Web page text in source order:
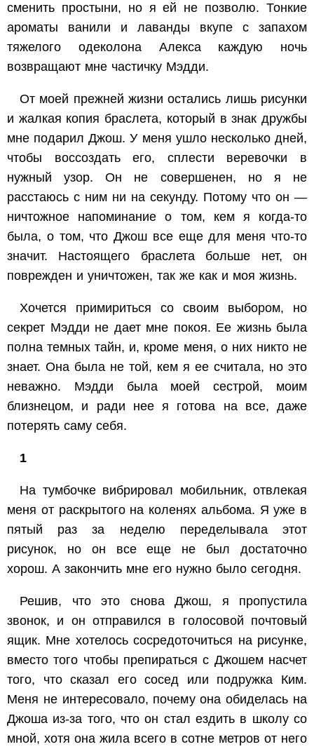
сменить простыни, но я ей не позволю. Тонкие
ароматы ванили и лаванды вкупе с запахом
тяжелого одеколона Алекса каждую ночь
возвращают мне частичку Мэдди.
От моей прежней жизни остались лишь рисунки
и жалкая копия браслета, который в знак дружбы
мне подарил Джош. У меня ушло несколько дней,
чтобы воссоздать его, сплести веревочки в
нужный узор. Он не совершенен, но я не
расстаюсь с ним ни на секунду. Потому что он —
ничтожное напоминание о том, кем я когда-то
была, о том, что Джош все еще для меня что-то
значит. Настоящего браслета больше нет, он
поврежден и уничтожен, так же как и моя жизнь.
Хочется примириться со своим выбором, но
секрет Мэдди не дает мне покоя. Ее жизнь была
полна темных тайн, и, кроме меня, о них никто не
знает. Она была не той, кем я ее считала, но это
неважно. Мэдди была моей сестрой, моим
близнецом, и ради нее я готова на все, даже
потерять саму себя.
1
На тумбочке вибрировал мобильник, отвлекая
меня от раскрытого на коленях альбома. Я уже в
пятый раз за неделю переделывала этот
рисунок, но он все еще не был достаточно
хорош. А закончить мне его нужно было сегодня.
Решив, что это снова Джош, я пропустила
звонок, и он отправился в голосовой почтовый
ящик. Мне хотелось сосредоточиться на рисунке,
вместо того чтобы препираться с Джошем насчет
того, что сказал его сосед или подружка Ким.
Меня не интересовало, почему она обиделась на
Джоша из-за того, что он стал ездить в школу со
мной, хотя она жила всего в сотне метров от него